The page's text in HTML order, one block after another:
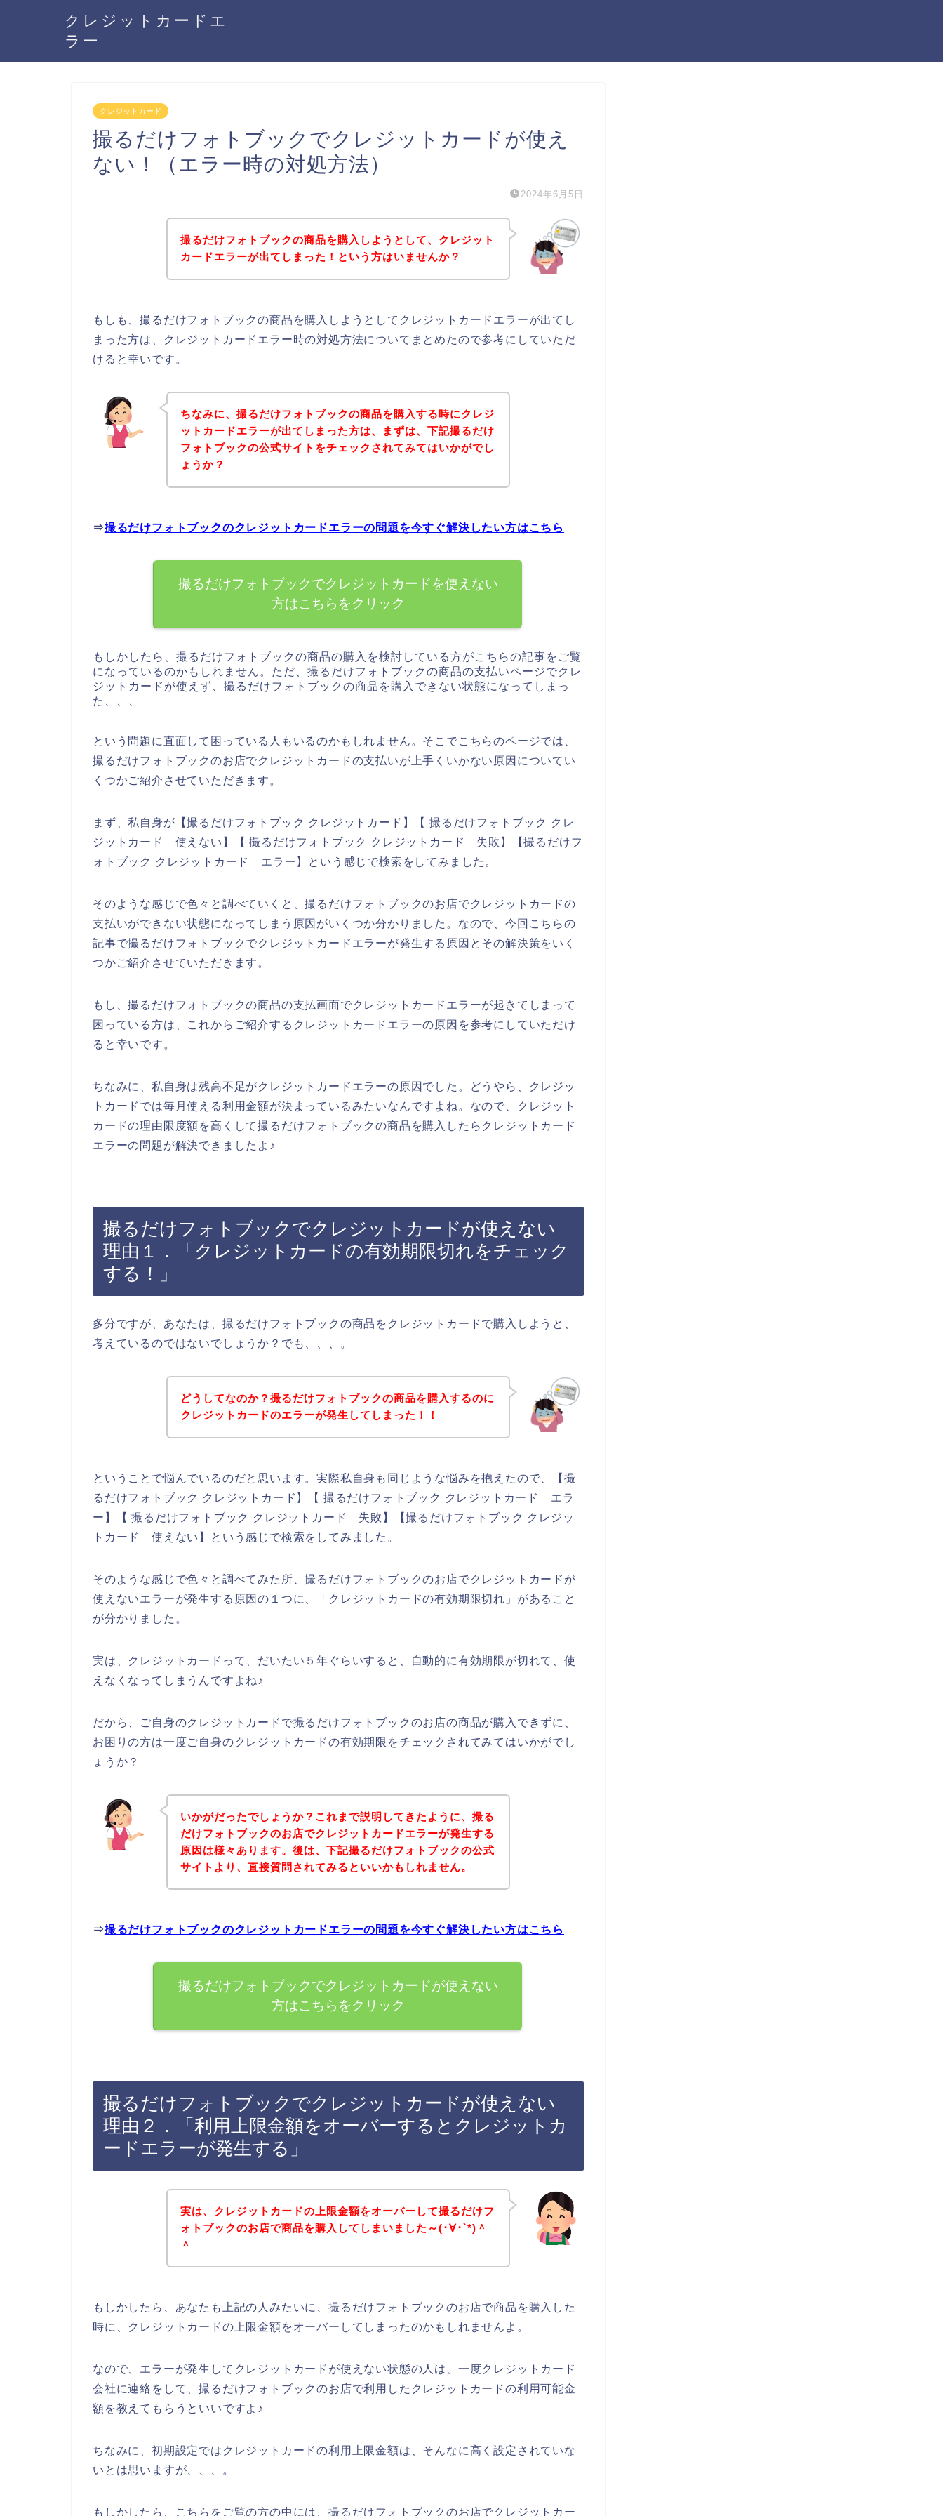
クレジットカードエ
ラー
クレジットカード
撮るだけフォトブックでクレジットカードが使え
ない！（エラー時の対処方法）
2024年6月5日
撮るだけフォトブックの商品を購入しようとして、クレジット
カードエラーが出てしまった！という方はいませんか？
もしも、撮るだけフォトブックの商品を購入しようとしてクレジットカードエラーが出てし
まった方は、クレジットカードエラー時の対処方法についてまとめたので参考にしていただ
けると幸いです。
ちなみに、撮るだけフォトブックの商品を購入する時にクレジ
ットカードエラーが出てしまった方は、まずは、下記撮るだけ
フォトブックの公式サイトをチェックされてみてはいかがでし
ょうか？
⇒撮るだけフォトブックのクレジットカードエラーの問題を今すぐ解決したい方はこちら
撮るだけフォトブックでクレジットカードを使えない
方はこちらをクリック
もしかしたら、撮るだけフォトブックの商品の購入を検討している方がこちらの記事をご覧
になっているのかもしれません。ただ、撮るだけフォトブックの商品の支払いページでクレ
ジットカードが使えず、撮るだけフォトブックの商品を購入できない状態になってしまっ
た、、、
という問題に直面して困っている人もいるのかもしれません。そこでこちらのページでは、
撮るだけフォトブックのお店でクレジットカードの支払いが上手くいかない原因についてい
くつかご紹介させていただきます。
まず、私自身が【撮るだけフォトブック クレジットカード】【 撮るだけフォトブック クレ
ジットカード 使えない】【 撮るだけフォトブック クレジットカード 失敗】【撮るだけフ
ォトブック クレジットカード エラー】という感じで検索をしてみました。
そのような感じで色々と調べていくと、撮るだけフォトブックのお店でクレジットカードの
支払いができない状態になってしまう原因がいくつか分かりました。なので、今回こちらの
記事で撮るだけフォトブックでクレジットカードエラーが発生する原因とその解決策をいく
つかご紹介させていただきます。
もし、撮るだけフォトブックの商品の支払画面でクレジットカードエラーが起きてしまって
困っている方は、これからご紹介するクレジットカードエラーの原因を参考にしていただけ
ると幸いです。
ちなみに、私自身は残高不足がクレジットカードエラーの原因でした。どうやら、クレジッ
トカードでは毎月使える利用金額が決まっているみたいなんですよね。なので、クレジット
カードの理由限度額を高くして撮るだけフォトブックの商品を購入したらクレジットカード
エラーの問題が解決できましたよ♪
撮るだけフォトブックでクレジットカードが使えない
理由１．「クレジットカードの有効期限切れをチェック
する！」
多分ですが、あなたは、撮るだけフォトブックの商品をクレジットカードで購入しようと、
考えているのではないでしょうか？でも、、、。
どうしてなのか？撮るだけフォトブックの商品を購入するのに
クレジットカードのエラーが発生してしまった！！
ということで悩んでいるのだと思います。実際私自身も同じような悩みを抱えたので、【撮
るだけフォトブック クレジットカード】【 撮るだけフォトブック クレジットカード エラ
ー】【 撮るだけフォトブック クレジットカード 失敗】【撮るだけフォトブック クレジッ
トカード 使えない】という感じで検索をしてみました。
そのような感じで色々と調べてみた所、撮るだけフォトブックのお店でクレジットカードが
使えないエラーが発生する原因の１つに、「クレジットカードの有効期限切れ」があること
が分かりました。
実は、クレジットカードって、だいたい５年ぐらいすると、自動的に有効期限が切れて、使
えなくなってしまうんですよね♪
だから、ご自身のクレジットカードで撮るだけフォトブックのお店の商品が購入できずに、
お困りの方は一度ご自身のクレジットカードの有効期限をチェックされてみてはいかがでし
ょうか？
いかがだったでしょうか？これまで説明してきたように、撮る
だけフォトブックのお店でクレジットカードエラーが発生する
原因は様々あります。後は、下記撮るだけフォトブックの公式
サイトより、直接質問されてみるといいかもしれません。
⇒撮るだけフォトブックのクレジットカードエラーの問題を今すぐ解決したい方はこちら
撮るだけフォトブックでクレジットカードが使えない
方はこちらをクリック
撮るだけフォトブックでクレジットカードが使えない
理由２．「利用上限金額をオーバーするとクレジットカ
ードエラーが発生する」
実は、クレジットカードの上限金額をオーバーして撮るだけフ
ォトブックのお店で商品を購入してしまいました～(･∀･`*)＾
＾
もしかしたら、あなたも上記の人みたいに、撮るだけフォトブックのお店で商品を購入した
時に、クレジットカードの上限金額をオーバーしてしまったのかもしれませんよ。
なので、エラーが発生してクレジットカードが使えない状態の人は、一度クレジットカード
会社に連絡をして、撮るだけフォトブックのお店で利用したクレジットカードの利用可能金
額を教えてもらうといいですよ♪
ちなみに、初期設定ではクレジットカードの利用上限金額は、そんなに高く設定されていな
いとは思いますが、、、。
もしかしたら、こちらをご覧の方の中には、撮るだけフォトブックのお店でクレジットカー